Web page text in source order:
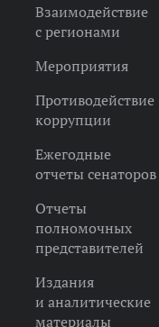
Взаимодействие
с регионами
Мероприятия
Противодействие
коррупции
Ежегодные
отчеты сенаторов
Отчеты
полномочных
представителей
Издания
и аналитические
материалы